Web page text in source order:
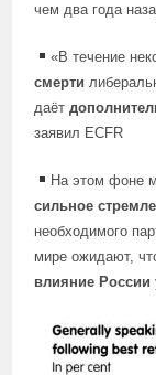
чем два года
«В течение
смерти
даёт
заявил ECFR
На этом фоне
сильное
необходимого
мире ожидают,
влияние России